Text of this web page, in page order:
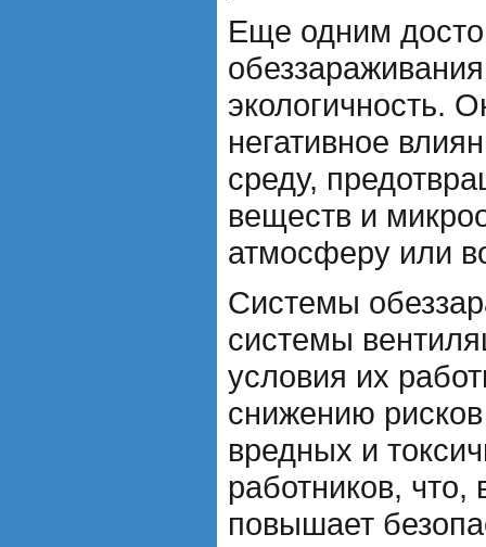
Еще одним
экологичность.
негативное
среду,
веществ и
атмосферу или
Системы
системы
условия их
снижению
вредных и
работников,
повышает